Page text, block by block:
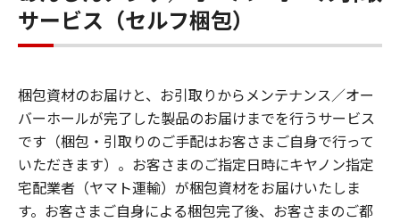
サービス（セルフ梱包）
梱包資材のお届けと、お引取りからメンテナンス／オー
バーホールが完了した製品のお届けまでを行うサービス
です（梱包・引取りのご手配はお客さまご自身で行って
いただきます）。お客さまのご指定日時にキヤノン指定
宅配業者（ヤマト運輸）が梱包資材をお届けいたしま
す。お客さまご自身による梱包完了後、お客さまのご都